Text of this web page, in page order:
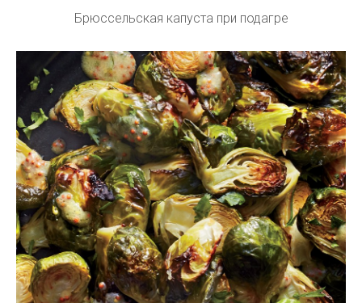
Брюссельская капуста при подагре